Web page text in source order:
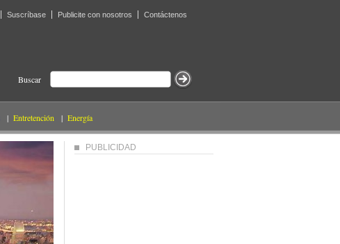
Suscríbase Publicite con nosotros Contáctenos
Buscar
| Entretención | Energía
PUBLICIDAD